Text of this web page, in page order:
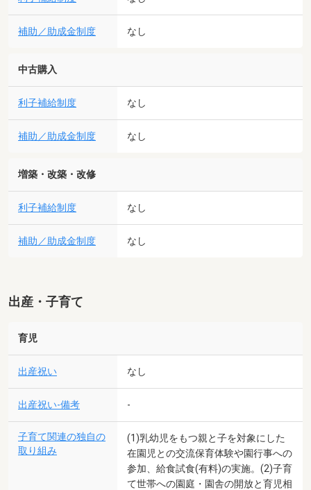
補助／助成金制度 なし
中古購入
利子補給制度 なし
補助／助成金制度 なし
増築・改築・改修
利子補給制度 なし
補助／助成金制度 なし
出産・子育て
育児
出産祝い なし
出産祝い-備考 -
子育て関連の独自の
取り組み
(1)乳幼児をもつ親と子を対象にした
在園児との交流保育体験や園行事への
参加、給食試食(有料)の実施。(2)子育
て世帯への園庭・園舎の開放と育児相